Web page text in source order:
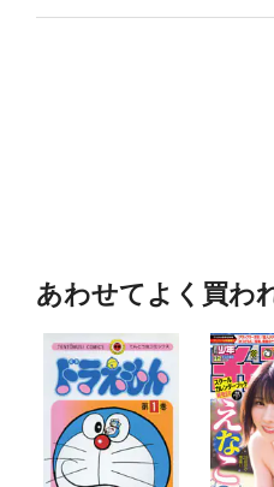
あわせてよく買わ